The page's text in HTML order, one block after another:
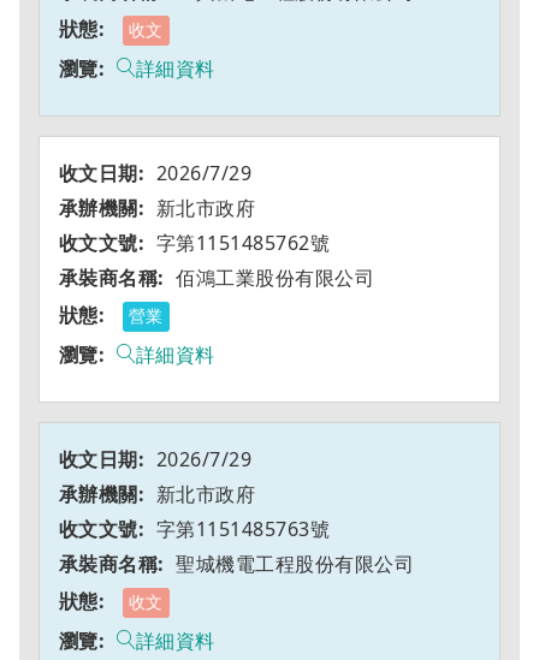
收文
詳細資料
2026/7/29
新北市政府
字第1151485762號
佰鴻工業股份有限公司
營業
詳細資料
2026/7/29
新北市政府
字第1151485763號
聖城機電工程股份有限公司
收文
詳細資料